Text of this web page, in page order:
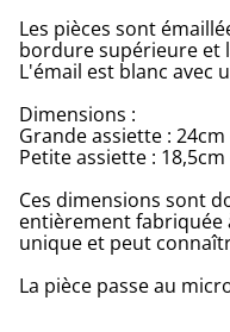
Les pièces sont
bordure supérieure et
L'émail est blanc avec
Dimensions :
Grande assiette :
Petite assiette :
Ces dimensions sont
entièrement fabriquée
unique et peut
La pièce passe au